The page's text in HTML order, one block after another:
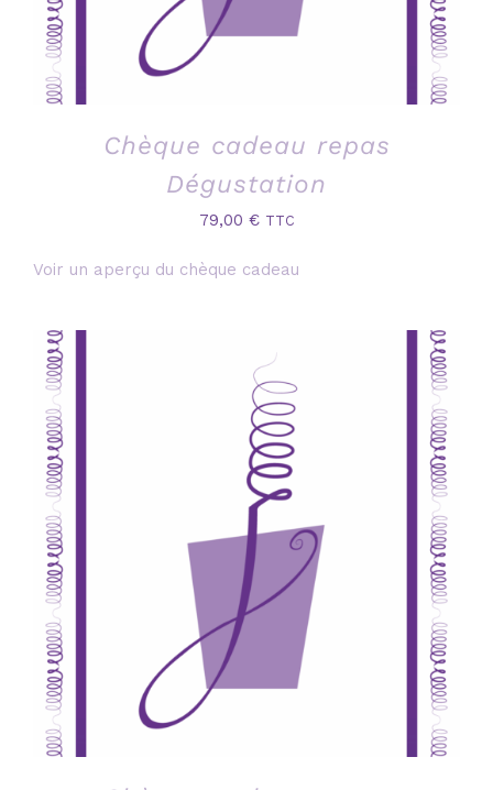
Chèque cadeau repas
Dégustation
79,00 € TTC
Voir un aperçu du chèque cadeau